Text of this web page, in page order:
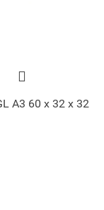
A3 60 x 32 x 32